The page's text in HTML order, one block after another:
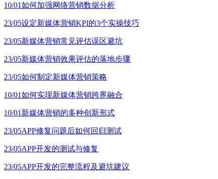
10/01如何加强网络营销数据分析
23/05设定新媒体营销KPI的3个实操技巧
23/05新媒体营销常见评估误区避坑
23/05新媒体营销效果评估的落地步骤
23/05如何制定新媒体营销策略
10/01如何实现新媒体营销跨界融合
10/01 新媒体营销的多种创新形式
23/05APP修复问题后如何回归测试
23/05APP开发的测试与修复
23/05APP开发的完整流程及避坑建议